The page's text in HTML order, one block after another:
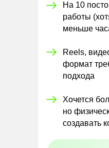
На 10
работы
меньше
Reels,
формат
подхода
Хочется
но
создавать